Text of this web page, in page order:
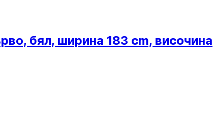
бял, ширина 183 cm, височина